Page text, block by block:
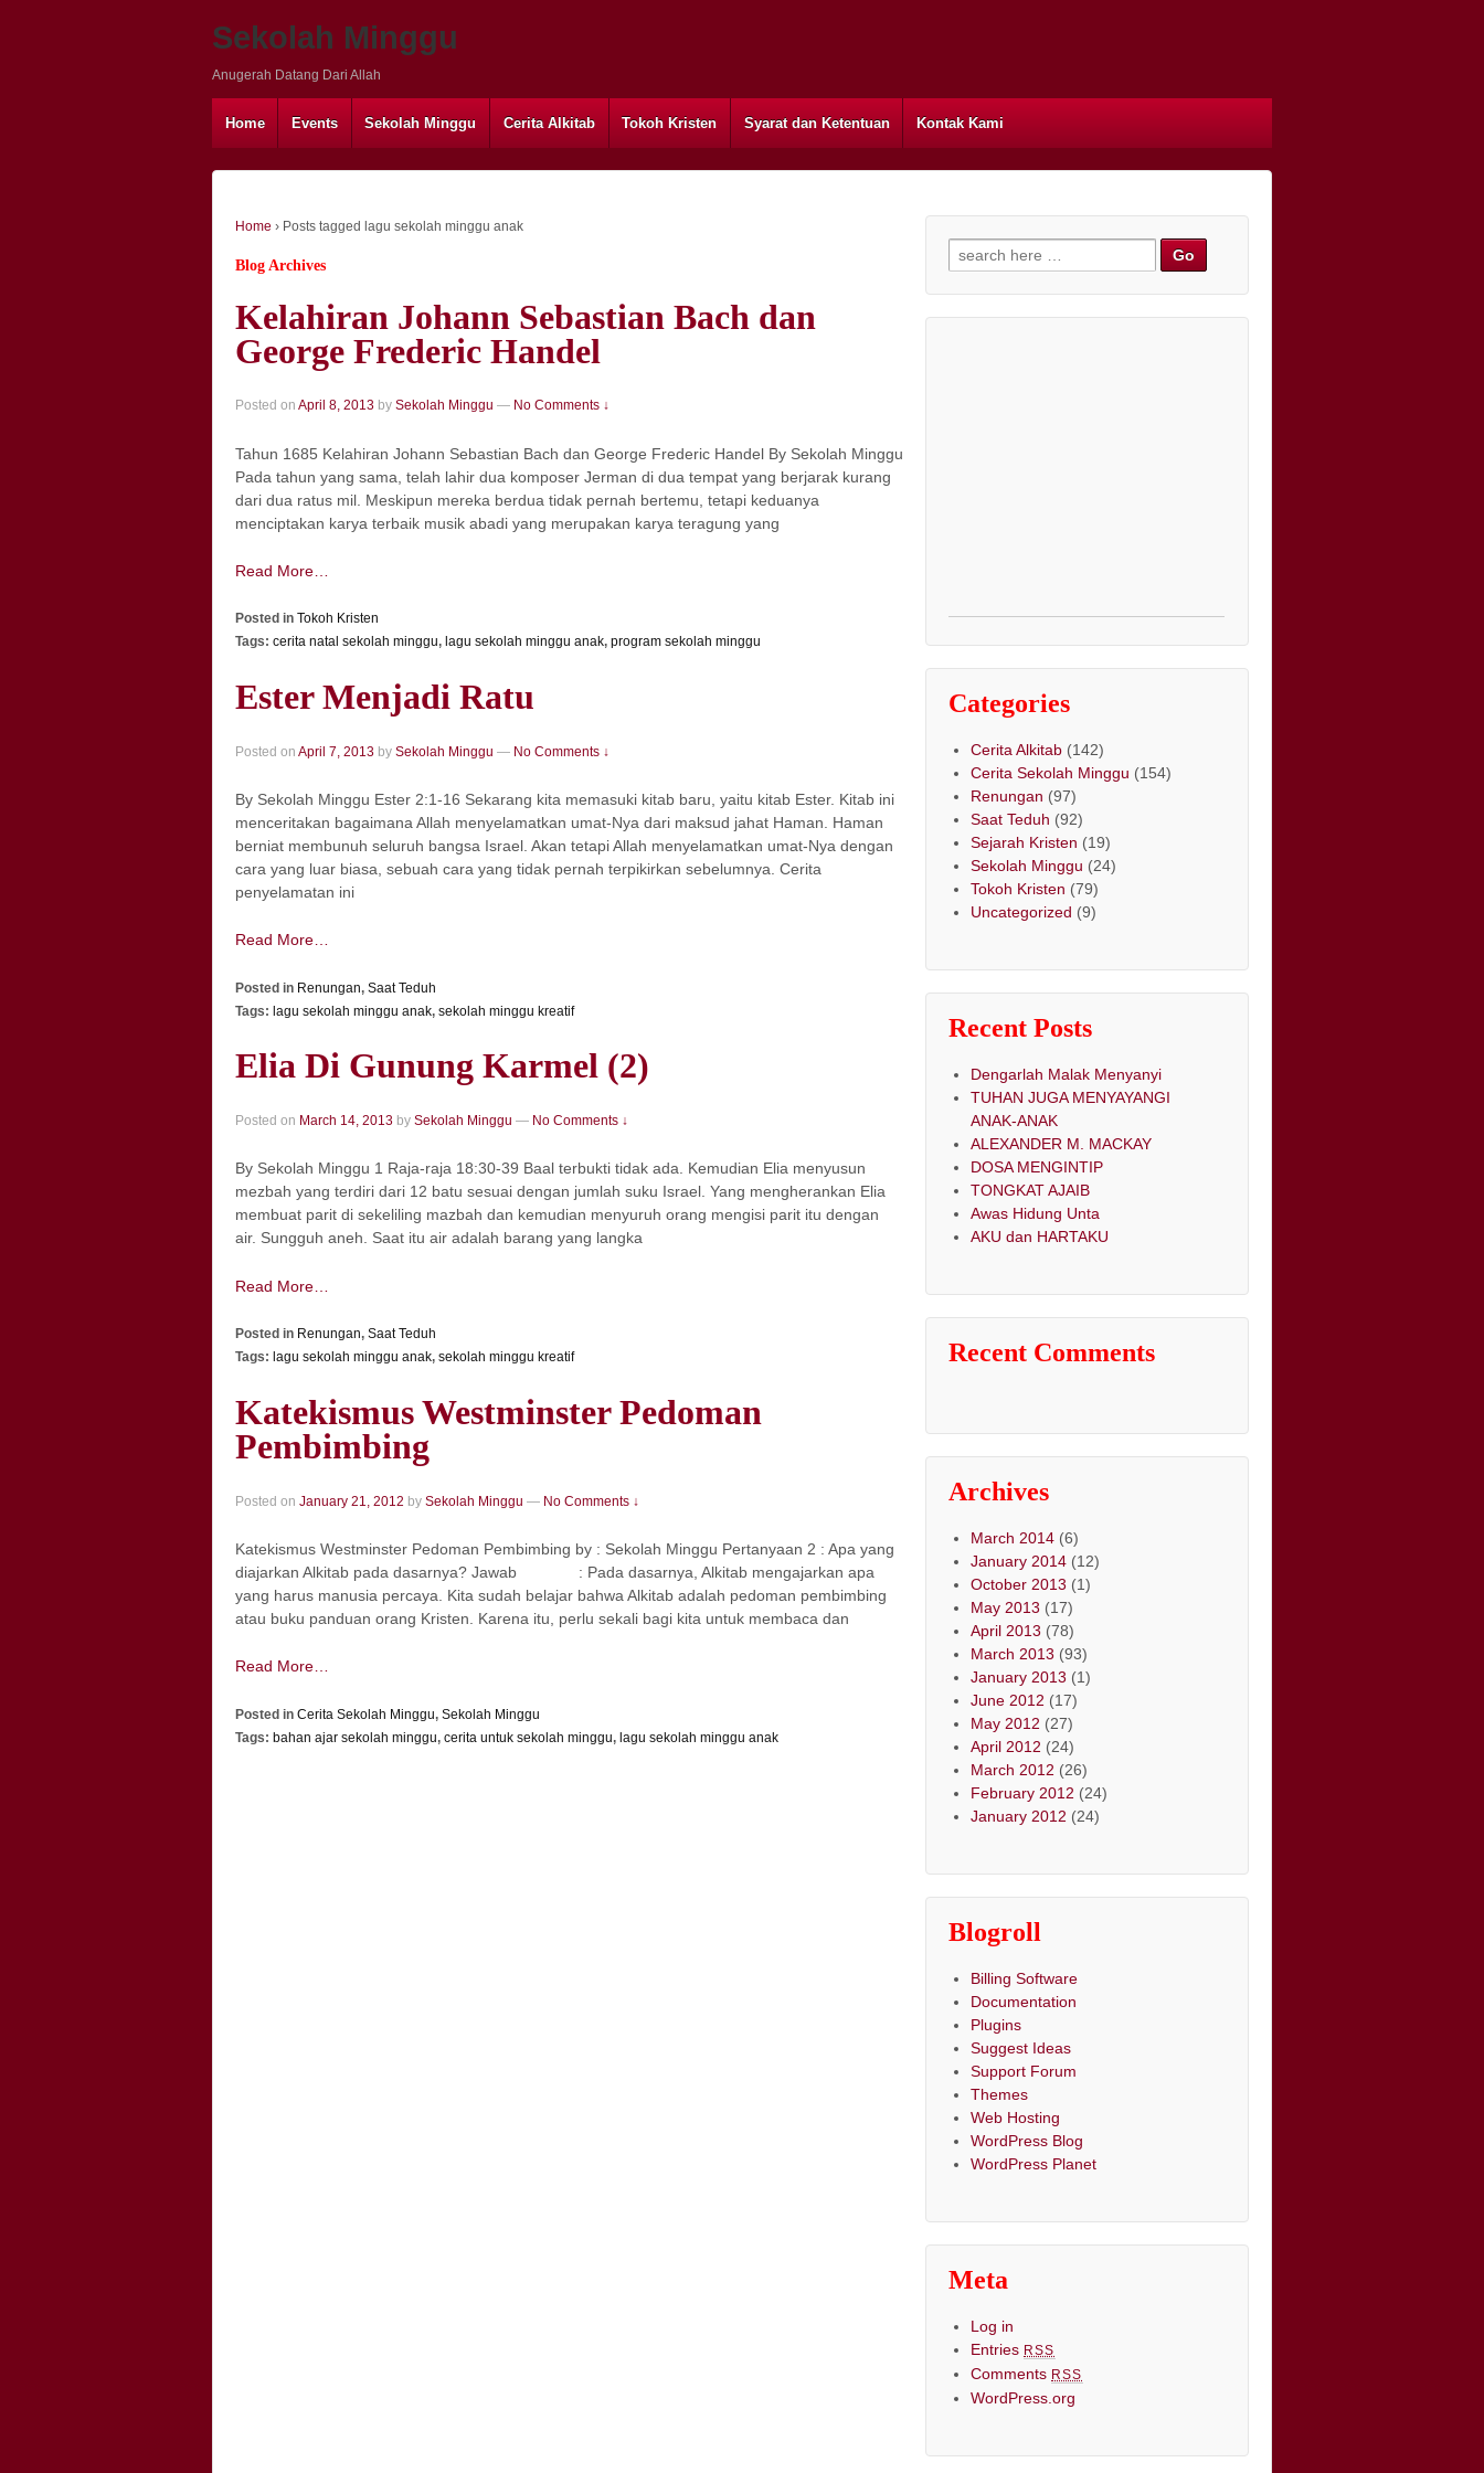
Sekolah Minggu
Anugerah Datang Dari Allah
Home Events Sekolah Minggu Cerita Alkitab Tokoh Kristen Syarat dan Ketentuan Kontak Kami
Home › Posts tagged lagu sekolah minggu anak
Blog Archives
Kelahiran Johann Sebastian Bach dan
George Frederic Handel
Posted on April 8, 2013 by Sekolah Minggu — No Comments ↓
Tahun 1685 Kelahiran Johann Sebastian Bach dan George Frederic Handel By Sekolah Minggu
Pada tahun yang sama, telah lahir dua komposer Jerman di dua tempat yang berjarak kurang
dari dua ratus mil. Meskipun mereka berdua tidak pernah bertemu, tetapi keduanya
menciptakan karya terbaik musik abadi yang merupakan karya teragung yang
Read More…
Posted in Tokoh Kristen
Tags: cerita natal sekolah minggu, lagu sekolah minggu anak, program sekolah minggu
Ester Menjadi Ratu
Posted on April 7, 2013 by Sekolah Minggu — No Comments ↓
By Sekolah Minggu Ester 2:1-16 Sekarang kita memasuki kitab baru, yaitu kitab Ester. Kitab ini
menceritakan bagaimana Allah menyelamatkan umat-Nya dari maksud jahat Haman. Haman
berniat membunuh seluruh bangsa Israel. Akan tetapi Allah menyelamatkan umat-Nya dengan
cara yang luar biasa, sebuah cara yang tidak pernah terpikirkan sebelumnya. Cerita
penyelamatan ini
Read More…
Posted in Renungan, Saat Teduh
Tags: lagu sekolah minggu anak, sekolah minggu kreatif
Elia Di Gunung Karmel (2)
Posted on March 14, 2013 by Sekolah Minggu — No Comments ↓
By Sekolah Minggu 1 Raja-raja 18:30-39 Baal terbukti tidak ada. Kemudian Elia menyusun
mezbah yang terdiri dari 12 batu sesuai dengan jumlah suku Israel. Yang mengherankan Elia
membuat parit di sekeliling mazbah dan kemudian menyuruh orang mengisi parit itu dengan
air. Sungguh aneh. Saat itu air adalah barang yang langka
Read More…
Posted in Renungan, Saat Teduh
Tags: lagu sekolah minggu anak, sekolah minggu kreatif
Katekismus Westminster Pedoman
Pembimbing
Posted on January 21, 2012 by Sekolah Minggu — No Comments ↓
Katekismus Westminster Pedoman Pembimbing by : Sekolah Minggu Pertanyaan 2 : Apa yang
diajarkan Alkitab pada dasarnya? Jawab : Pada dasarnya, Alkitab mengajarkan apa
yang harus manusia percaya. Kita sudah belajar bahwa Alkitab adalah pedoman pembimbing
atau buku panduan orang Kristen. Karena itu, perlu sekali bagi kita untuk membaca dan
Read More…
Posted in Cerita Sekolah Minggu, Sekolah Minggu
Tags: bahan ajar sekolah minggu, cerita untuk sekolah minggu, lagu sekolah minggu anak
Search for:
Categories
Cerita Alkitab (142)
Cerita Sekolah Minggu (154)
Renungan (97)
Saat Teduh (92)
Sejarah Kristen (19)
Sekolah Minggu (24)
Tokoh Kristen (79)
Uncategorized (9)
Recent Posts
Dengarlah Malak Menyanyi
TUHAN JUGA MENYAYANGI
ANAK-ANAK
ALEXANDER M. MACKAY
DOSA MENGINTIP
TONGKAT AJAIB
Awas Hidung Unta
AKU dan HARTAKU
Recent Comments
Archives
March 2014 (6)
January 2014 (12)
October 2013 (1)
May 2013 (17)
April 2013 (78)
March 2013 (93)
January 2013 (1)
June 2012 (17)
May 2012 (27)
April 2012 (24)
March 2012 (26)
February 2012 (24)
January 2012 (24)
Blogroll
Billing Software
Documentation
Plugins
Suggest Ideas
Support Forum
Themes
Web Hosting
WordPress Blog
WordPress Planet
Meta
Log in
Entries RSS
Comments RSS
WordPress.org